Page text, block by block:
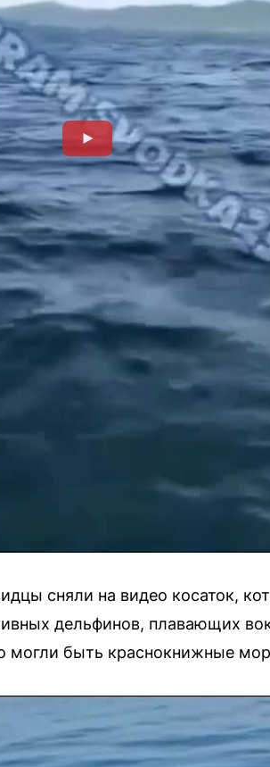
сняли на видео косаток,
дельфинов, плавающих
могли быть краснокнижные